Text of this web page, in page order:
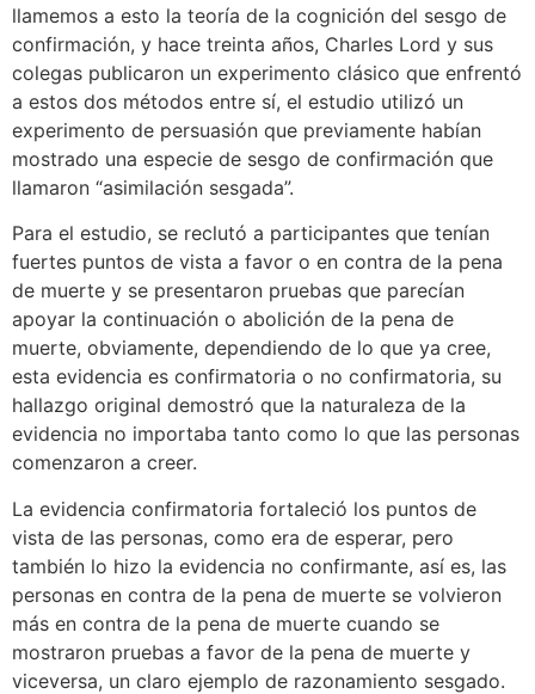
llamemos a esto la teoría de la cognición del sesgo de
confirmación, y hace treinta años, Charles Lord y sus
colegas publicaron un experimento clásico que enfrentó
a estos dos métodos entre sí, el estudio utilizó un
experimento de persuasión que previamente habían
mostrado una especie de sesgo de confirmación que
llamaron “asimilación sesgada”.
Para el estudio, se reclutó a participantes que tenían
fuertes puntos de vista a favor o en contra de la pena
de muerte y se presentaron pruebas que parecían
apoyar la continuación o abolición de la pena de
muerte, obviamente, dependiendo de lo que ya cree,
esta evidencia es confirmatoria o no confirmatoria, su
hallazgo original demostró que la naturaleza de la
evidencia no importaba tanto como lo que las personas
comenzaron a creer.
La evidencia confirmatoria fortaleció los puntos de
vista de las personas, como era de esperar, pero
también lo hizo la evidencia no confirmante, así es, las
personas en contra de la pena de muerte se volvieron
más en contra de la pena de muerte cuando se
mostraron pruebas a favor de la pena de muerte y
viceversa, un claro ejemplo de razonamiento sesgado.